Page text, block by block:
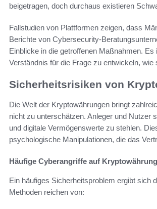
beigetragen, doch durchaus existieren
Fallstudien von Plattformen zeigen, dass
Berichte von Cybersecurity-
Einblicke in die getroffenen Maßnahmen.
Verständnis für die Frage zu entwickeln,
Sicherheitsrisiken von
Die Welt der Kryptowährungen bringt
nicht zu unterschätzen. Anleger und Nutzer
und digitale Vermögenswerte zu stehlen.
psychologische Manipulationen, die das
Häufige Cyberangriffe auf
Ein häufiges Sicherheitsproblem ergibt sich
Methoden reichen von: